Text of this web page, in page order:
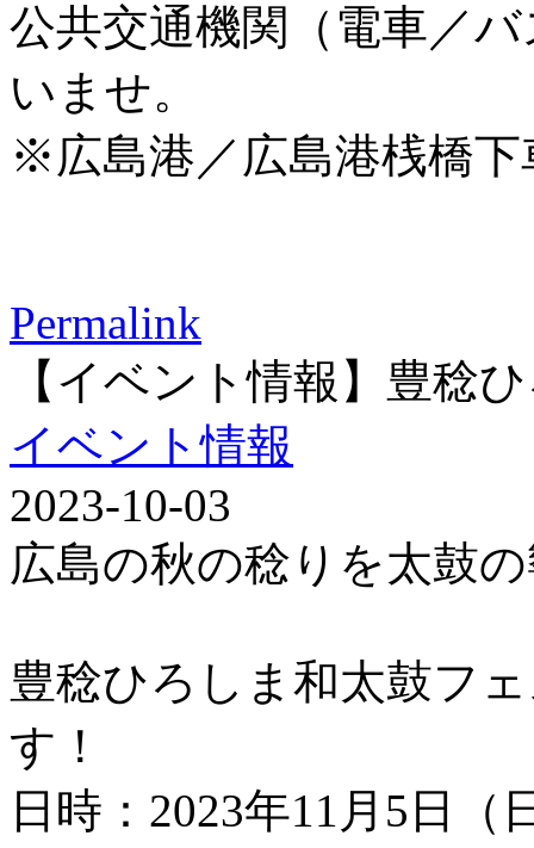
公共交通機関（電車／
いませ。
※広島港／広島港桟橋下
Permalink
【イベント情報】豊稔
イベント情報
2023-10-03
広島の秋の稔りを太鼓
豊稔ひろしま和太鼓フ
す！
日時：2023年11月5日